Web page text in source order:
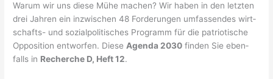
War­um wir uns die­se Mühe machen? Wir haben in den letz­ten
drei Jah­ren ein inzwi­schen 48 For­de­run­gen umfas­sen­des wirt­
schafts- und sozi­al­po­li­ti­sches Pro­gramm für die patrio­ti­sche
Oppo­si­ti­on ent­wor­fen. Die­seAgen­da 2030 fin­den Sie eben­
falls in Recher­che D, Heft 12.